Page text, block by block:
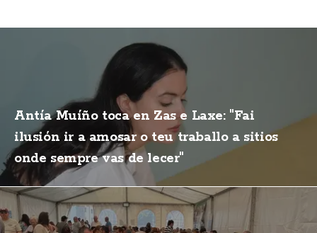
Antía Muíño toca en Zas e Laxe: "Fai
ilusión ir a amosar o teu traballo a sitios
onde sempre vas de lecer"